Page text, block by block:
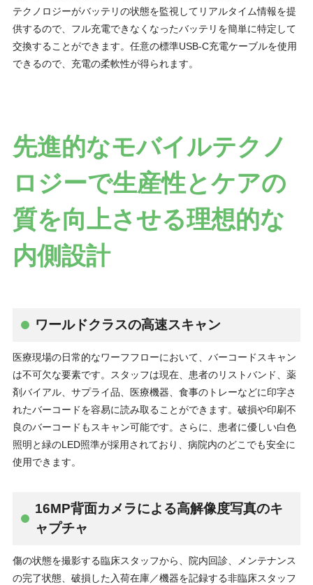
テクノロジーがバッテリの状態を監視してリアルタイム情報を提
供するので、フル充電できなくなったバッテリを簡単に特定して
交換することができます。任意の標準USB-C充電ケーブルを使用
できるので、充電の柔軟性が得られます。
先進的なモバイルテクノ
ロジーで生産性とケアの
質を向上させる理想的な
内側設計
ワールドクラスの高速スキャン
医療現場の日常的なワーフフローにおいて、バーコードスキャン
は不可欠な要素です。スタッフは現在、患者のリストバンド、薬
剤バイアル、サプライ品、医療機器、食事のトレーなどに印字さ
れたバーコードを容易に読み取ることができます。破損や印刷不
良のバーコードもスキャン可能です。さらに、患者に優しい白色
照明と緑のLED照準が採用されており、病院内のどこでも安全に
使用できます。
16MP背面カメラによる高解像度写真のキ
ャプチャ
傷の状態を撮影する臨床スタッフから、院内回診、メンテナンス
の完了状態、破損した入荷在庫／機器を記録する非臨床スタッフ